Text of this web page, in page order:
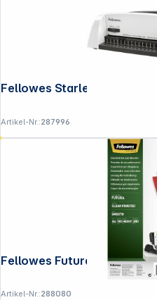
Artikel-Nr.:287996
Artikel-Nr.:288080